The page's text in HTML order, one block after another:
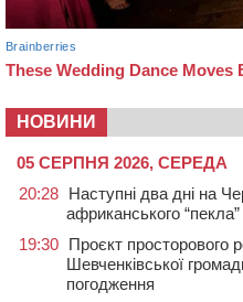
НОВИНИ
05 СЕРПНЯ 2026, СЕРЕДА
20:28 Наступні два дні на
африканського “пекла”
19:30 Проєкт просторового
Шевченківської
погодження